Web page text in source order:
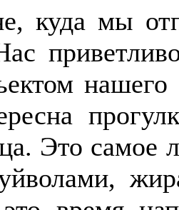
куда мы
нашего
Это самое